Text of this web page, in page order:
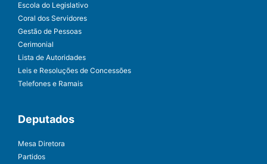
Escola do Legislativo
Coral dos Servidores
Gestão de Pessoas
Cerimonial
Lista de Autoridades
Leis e Resoluções de Concessões
Telefones e Ramais
Deputados
Mesa Diretora
Partidos